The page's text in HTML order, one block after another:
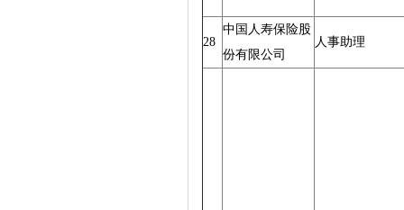
28
中国人寿保险股
份有限公司
人事助理